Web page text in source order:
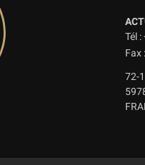
Tél
Fax
72-